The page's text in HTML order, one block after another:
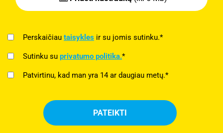
Perskaičiau taisykles ir su jomis sutinku.*
Sutinku su privatumo politika.*
Patvirtinu, kad man yra 14 ar daugiau metų.*